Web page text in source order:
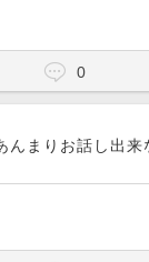
0
お話し出来なさそうだったので